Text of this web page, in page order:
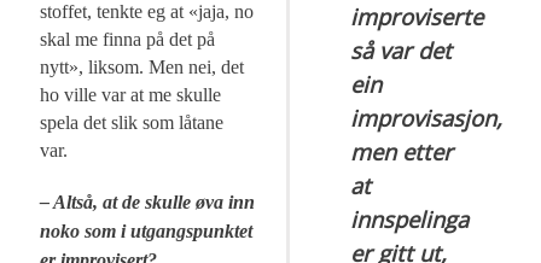
improviserte
så var det
ein
improvisasjon,
men etter
at
innspelinga
er gitt ut,
stoffet, tenkte eg at «jaja, no
skal me finna på det på
nytt», liksom. Men nei, det
ho ville var at me skulle
spela det slik som låtane
var.
– Altså, at de skulle øva inn
noko som i utgangspunktet